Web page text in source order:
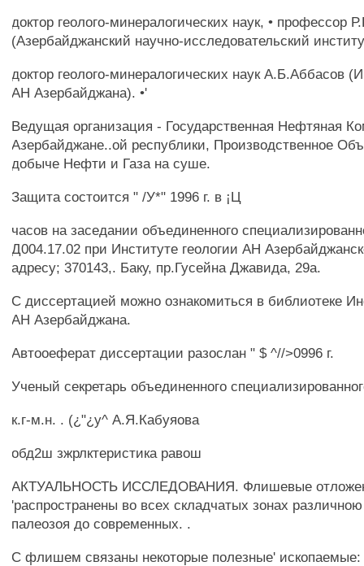
доктор геолого-минералогических наук, • профессор
(Азербайджанский научно-исследовательский
доктор геолого-минералогических наук А.Б.Аббасов
АН Азербайджана). •'
Ведущая организация - Государственная Нефтяная
Азербайджане..ой республики, Производственное
добыче Нефти и Газа на суше.
Защита состоится " /У*" 1996 г. в ¡Ц
часов на заседании объединенного
Д004.17.02 при Институте геологии АН
адресу; 370143,. Баку, пр.Гусейна Джавида, 29а.
С диссертацией можно ознакомиться в библиотеке
АН Азербайджана.
Автооеферат диссертации разослан " $ ^//>0996 г.
Ученый секретарь объединенного
к.г-м.н. . (¿"¿у^ А.Я.Кабуяова
обд2ш зжрлктеристика равош
АКТУАЛЬНОСТЬ ИССЛЕДОВАНИЯ. Флишевые
'распространены во всех складчатых зонах
палеозоя до современных. .
С флишем связаны некоторые полезные' ископаемые: